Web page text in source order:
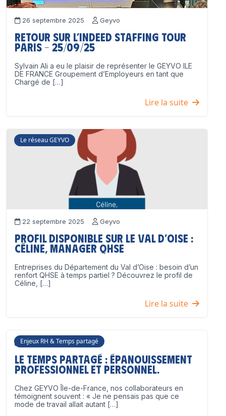
26 septembre 2025 Geyvo
Retour sur l’Indeed Staffing Tour
Paris – 25/09/25
Sylvain Ali a eu le plaisir de représenter le GEYVO ILE
DE FRANCE Groupement d’Employeurs en tant que
Chargé de […]
Lire la suite
Le réseau GEYVO
22 septembre 2025 Geyvo
Profil disponible sur le Val d’Oise :
Céline, Manager QHSE
Entreprises du Département du Val d’Oise : besoin d’un
renfort QHSE à temps partiel ? Découvrez le profil de
Céline, […]
Lire la suite
Enjeux RH & Temps partagé
17 juillet 2025 Geyvo
Le temps partagé : épanouissement
professionnel ET personnel.
Chez GEYVO Île-de-France, nos collaborateurs en
témoignent souvent : « Je ne pensais pas que ce
mode de travail allait autant […]